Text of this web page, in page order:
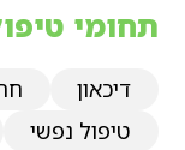
תחומי
דיכאון
טיפול נפשי